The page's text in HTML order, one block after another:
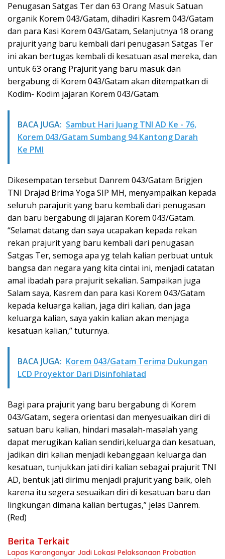
Penugasan Satgas Ter dan 63 Orang Masuk Satuan
organik Korem 043/Gatam, dihadiri Kasrem 043/Gatam
dan para Kasi Korem 043/Gatam, Selanjutnya 18 orang
prajurit yang baru kembali dari penugasan Satgas Ter
ini akan bertugas kembali di kesatuan asal mereka, dan
untuk 63 orang Prajurit yang baru masuk dan
bergabung di Korem 043/Gatam akan ditempatkan di
Kodim- Kodim jajaran Korem 043/Gatam.
BACA JUGA: Sambut Hari Juang TNI AD Ke - 76,
Korem 043/Gatam Sumbang 94 Kantong Darah
Ke PMI
Dikesempatan tersebut Danrem 043/Gatam Brigjen
TNI Drajad Brima Yoga SIP MH, menyampaikan kepada
seluruh parajurit yang baru kembali dari penugasan
dan baru bergabung di jajaran Korem 043/Gatam.
“Selamat datang dan saya ucapakan kepada rekan
rekan prajurit yang baru kembali dari penugasan
Satgas Ter, semoga apa yg telah kalian perbuat untuk
bangsa dan negara yang kita cintai ini, menjadi catatan
amal ibadah para prajurit sekalian. Sampaikan juga
Salam saya, Kasrem dan para kasi Korem 043/Gatam
kepada keluarga kalian, jaga diri kalian, dan jaga
keluarga kalian, saya yakin kalian akan menjaga
kesatuan kalian,” tuturnya.
BACA JUGA: Korem 043/Gatam Terima Dukungan
LCD Proyektor Dari Disinfohlatad
Bagi para prajurit yang baru bergabung di Korem
043/Gatam, segera orientasi dan menyesuaikan diri di
satuan baru kalian, hindari masalah-masalah yang
dapat merugikan kalian sendiri,keluarga dan kesatuan,
jadikan diri kalian menjadi kebanggaan keluarga dan
kesatuan, tunjukkan jati diri kalian sebagai prajurit TNI
AD, bentuk jati dirimu menjadi prajurit yang baik, oleh
karena itu segera sesuaikan diri di kesatuan baru dan
lingkungan dimana kalian bertugas,” jelas Danrem.
(Red)
Berita Terkait
Lapas Karanganyar Jadi Lokasi Pelaksanaan Probation